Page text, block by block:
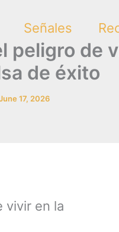
Señales
peligro de
de éxito
17, 2026
vivir en la